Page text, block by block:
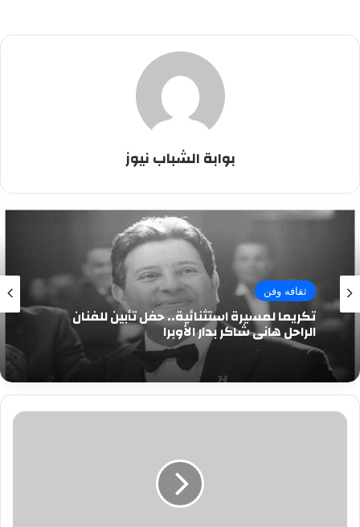
بوابة الشباب نيوز
ثقافه وفن
تكريما لمسيرة استثنائية.. حفل تأبين للفنان
الراحل هاني شاكر بدار الأوبرا
بالصور|